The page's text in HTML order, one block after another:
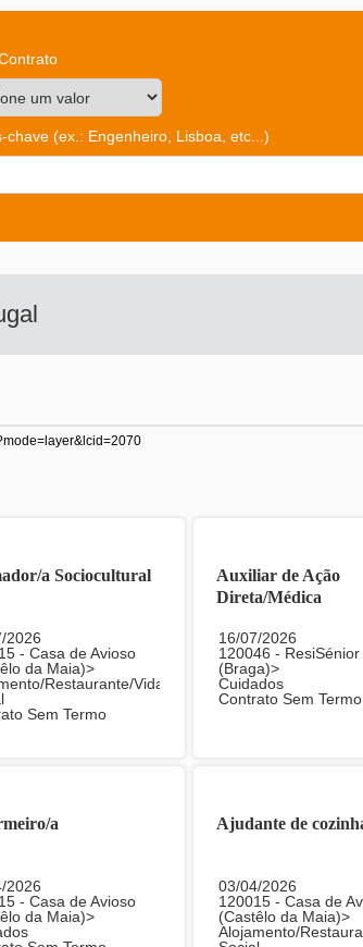
chave (ex.: Engenheiro, Lisboa, etc...)
a Sociocultural
2026
- Casa de Avioso
da Maia)>
Restaurante/Vida
Sem Termo
Auxiliar de Ação
Direta/Médica
16/07/2026
120046 - ResiSénior
(Braga)>
Cuidados
Contrato Sem Termo
a
2026
- Casa de Avioso
da Maia)>
Ajudante de
03/04/2026
120015 - Casa de
(Castêlo da Maia)>
Alojamento/